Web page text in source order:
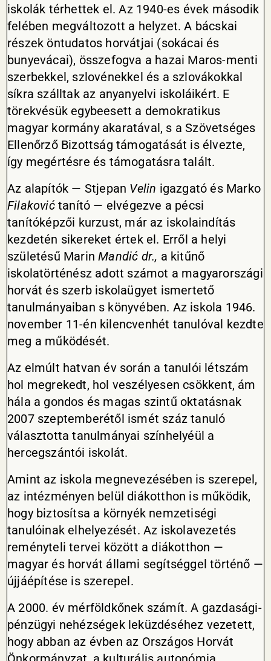
iskolák térhettek el. Az 1940-es évek második
felében megváltozott a helyzet. A bácskai
részek öntudatos horvátjai (sokácai és
bunyevácai), összefogva a hazai Maros-menti
szerbekkel, szlovénekkel és a szlovákokkal
síkra szálltak az anyanyelvi iskoláikért. E
törekvésük egybeesett a demokratikus
magyar kormány akaratával, s a Szövetséges
Ellenőrző Bizottság támogatását is élvezte,
így megértésre és támogatásra talált.
Az alapítók — Stjepan Velin igazgató és Marko
Filakovićtanító — elvégezve a pécsi
tanítóképzői kurzust, már az iskolaindítás
kezdetén sikereket értek el. Erről a helyi
születésű MarinMandić dr., a kitűnő
iskolatörténész adott számot a magyarországi
horvát és szerb iskolaügyet ismertető
tanulmányaiban s könyvében. Az iskola 1946.
november 11-én kilencvenhét tanulóval kezdte
meg a működését.
Az elmúlt hatvan év során a tanulói létszám
hol megrekedt, hol veszélyesen csökkent, ám
hála a gondos és magas szintű oktatásnak
2007 szeptemberétől ismét száz tanuló
választotta tanulmányai színhelyéül a
hercegszántói iskolát.
Amint az iskola megnevezésében is szerepel,
az intézményen belül diákotthon is működik,
hogy biztosítsa a környék nemzetiségi
tanulóinak elhelyezését. Az iskolavezetés
reményteli tervei között a diákotthon —
magyar és horvát állami segítséggel történő —
újjáépítése is szerepel.
A 2000. év mérföldkőnek számít. A gazdasági-
pénzügyi nehézségek leküzdéséhez vezetett,
hogy abban az évben az Országos Horvát